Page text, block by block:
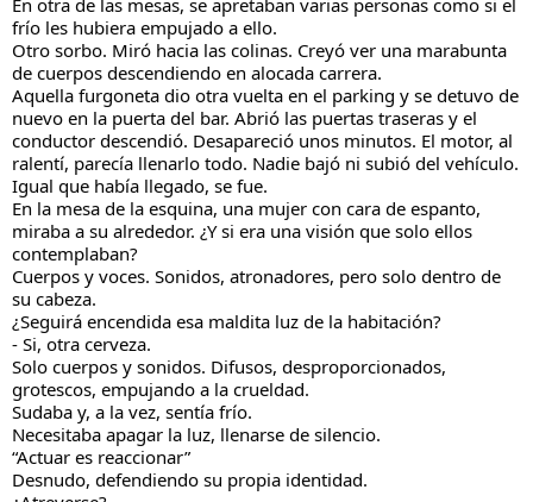
En otra de las mesas, se apretaban varias personas como si el
frío les hubiera empujado a ello.
Otro sorbo. Miró hacia las colinas. Creyó ver una marabunta
de cuerpos descendiendo en alocada carrera.
Aquella furgoneta dio otra vuelta en el parking y se detuvo de
nuevo en la puerta del bar. Abrió las puertas traseras y el
conductor descendió. Desapareció unos minutos. El motor, al
ralentí, parecía llenarlo todo. Nadie bajó ni subió del vehículo.
Igual que había llegado, se fue.
En la mesa de la esquina, una mujer con cara de espanto,
miraba a su alrededor. ¿Y si era una visión que solo ellos
contemplaban?
Cuerpos y voces. Sonidos, atronadores, pero solo dentro de
su cabeza.
¿Seguirá encendida esa maldita luz de la habitación?
- Si, otra cerveza.
Solo cuerpos y sonidos. Difusos, desproporcionados,
grotescos, empujando a la crueldad.
Sudaba y, a la vez, sentía frío.
Necesitaba apagar la luz, llenarse de silencio.
“Actuar es reaccionar”
Desnudo, defendiendo su propia identidad.